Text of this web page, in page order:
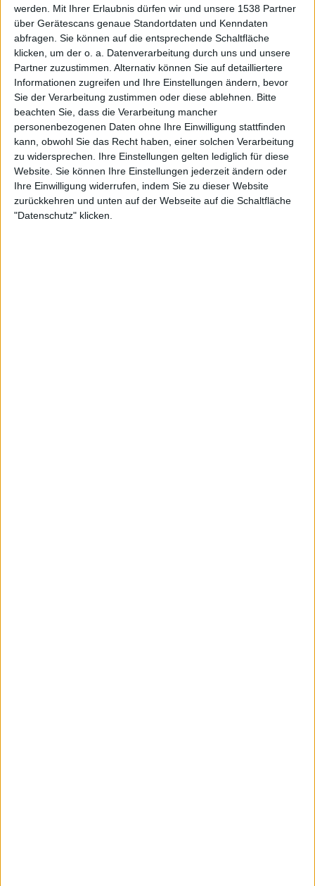
werden.
Mit Ihrer Erlaubnis dürfen wir und unsere 1538 Partner
über Gerätescans genaue Standortdaten und Kenndaten
abfragen. Sie können auf die entsprechende Schaltfläche
klicken, um der o. a. Datenverarbeitung durch uns und unsere
Partner zuzustimmen. Alternativ können Sie auf detailliertere
Informationen zugreifen und Ihre Einstellungen ändern, bevor
Sie der Verarbeitung zustimmen oder diese ablehnen.
Bitte
beachten Sie, dass die Verarbeitung mancher
personenbezogenen Daten ohne Ihre Einwilligung stattfinden
kann, obwohl Sie das Recht haben, einer solchen Verarbeitung
zu widersprechen. Ihre Einstellungen gelten lediglich für diese
Website. Sie können Ihre Einstellungen jederzeit ändern oder
Ihre Einwilligung widerrufen, indem Sie zu dieser Website
zurückkehren und unten auf der Webseite auf die Schaltfläche
"Datenschutz" klicken.
kritischen Moment auf der Platte sorgt. Im humorvoll-
ironischen “Noch Eine Flasche Wein” bringt die Band
außerdem eine bittersüße Leichtigkeit ein, die das
Gesamtwerk zusätzlich belebt. Das orchestrale Stück
“Zauberland” fügt schließlich elegante Tiefe hinzu und
zeigt die technische und musikalische Vielseitigkeit von
TANZWUT.
Das Album “Achtung Mensch!” bietet ein erfrischendes,
tiefsinniges und zugleich stimmiges Werk, das sowohl für
Fans als auch Neueinsteiger ansprechend ist. TANZWUT
bleiben den eigenen Wurzeln treu und erweitert dabei
ihren Sound – eine Platte, die zeigt, warum die Band eine
feste Größe in der Mittelalter-Rock-Szene ist.